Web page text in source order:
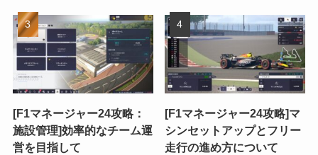
[F1マネージャー24攻略：
施設管理]効率的なチーム運
営を目指して
[F1マネージャー24攻略]マ
シンセットアップとフリー
走行の進め方について